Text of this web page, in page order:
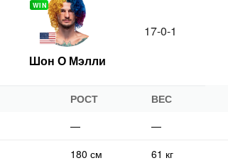
WIN
Шон О Мэлли
17-0-1
РОСТ
ВЕС
—
—
180 см 61 кг